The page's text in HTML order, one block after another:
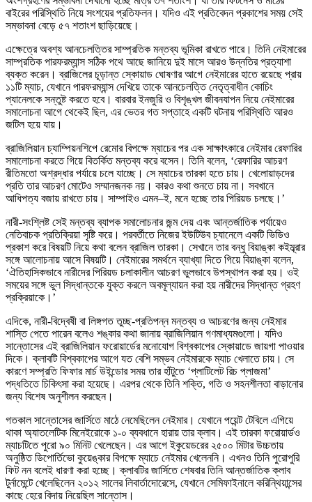
বাইরের পরিস্থিতি নিয়ে সংশয়ের প্রতিফলন। যদিও এই প্রতিবেদন প্রকাশের সময় সেই
সম্ভাবনা বেড়ে ৫৭ শতাংশ ছাড়িয়েছে।
এক্ষেত্রে অবশ্য আনচেলত্তির সাম্প্রতিক মন্তব্য ভূমিকা রাখতে পারে। তিনি নেইমারের
সাম্প্রতিক পারফরম্যান্স সঠিক পথে আছে জানিয়ে দুই মাসে আরও উন্নতির প্রত্যাশা
ব্যক্ত করেন। ব্রাজিলের চূড়ান্ত স্কোয়াড ঘোষণার আগে নেইমারের হাতে রয়েছে প্রায়
১১টি ম্যাচ, যেখানে পারফরম্যান্স দেখিয়ে তাকে আনচেলত্তি নেতৃত্বাধীন কোচিং
প্যানেলকে সন্তুষ্ট করতে হবে। বারবার ইনজুরি ও বিশৃঙ্খল জীবনযাপন নিয়ে নেইমারের
সমালোচনা আগে থেকেই ছিল, এর ভেতর গত সপ্তাহে একটি ঘটনায় পরিস্থিতি আরও
জটিল হয়ে যায়।
ব্রাজিলিয়ান চ্যাম্পিয়নশিপে রেমোর বিপক্ষে ম্যাচের পর এক সাক্ষাৎকারে নেইমার রেফারির
সমালোচনা করতে গিয়ে বিতর্কিত মন্তব্য করে বসেন। তিনি বলেন, ‘রেফারির আচরণ
রীতিমতো অশ্রদ্ধার পর্যায়ে চলে যাচ্ছে। সে ম্যাচের তারকা হতে চায়। খেলোয়াড়দের
প্রতি তার আচরণ মোটেও সম্মানজনক নয়। কারও কথা শুনতে চায় না। সবখানে
আধিপত্য বজায় রাখতে চায়। সাম্পাইও এমন–ই, মনে হচ্ছে তার পিরিয়ড চলছে।’
নারী-সংশ্লিষ্ট সেই মন্তব্য ব্যাপক সমালোচনার জন্ম দেয় এবং আন্তর্জাতিক পর্যায়েও
নেতিবাচক প্রতিক্রিয়া সৃষ্টি করে। পরবর্তীতে নিজের ইউটিউব চ্যানেলে একটি ভিডিও
প্রকাশ করে বিষয়টি নিয়ে কথা বলেন ব্রাজিল তারকা। সেখানে তার বন্ধু বিয়াঙ্কা কইম্ব্রার
সঙ্গে আলোচনায় আসে বিষয়টি। নেইমারের সমর্থনে ব্যাখ্যা দিতে গিয়ে বিয়াঙ্কা বলেন,
‘ঐতিহাসিকভাবে নারীদের পিরিয়ড চলাকালীন আচরণ ভুলভাবে উপস্থাপন করা হয়। ওই
সময়ের সঙ্গে ভুল সিদ্ধান্তকে যুক্ত করলে অবমূল্যায়ন করা হয় নারীদের সিদ্ধান্ত গ্রহণ
প্রক্রিয়াকে।’
এদিকে, নারী-বিদ্বেষী বা লিঙ্গগত তুচ্ছ-প্রতিপন্ন মন্তব্য ও আচরণের জন্য নেইমার
শাস্তি পেতে পারেন বলেও শঙ্কার কথা জানায় ব্রাজিলিয়ান গণমাধ্যমগুলো। যদিও
সান্তোসের এই ব্রাজিলিয়ান ফরোয়ার্ডের মনোযোগ বিশ্বকাপের স্কোয়াডে জায়গা পাওয়ার
দিকে। ক্লাবটি বিশ্বকাপের আগে যত বেশি সম্ভব নেইমারকে ম্যাচ খেলাতে চায়। সে
কারণে সম্প্রতি ফিফার মার্চ উইন্ডোর সময় তার হাঁটুতে ‘প্লাটিলেট রিচ প্লাজমা’
পদ্ধতিতে চিকিৎসা করা হয়েছে। এরপর থেকে তিনি শক্তি, গতি ও সহনশীলতা বাড়ানোর
জন্য বিশেষ অনুশীলন করছেন।
গতকাল সান্তোসের জার্সিতে মাঠে নেমেছিলেন নেইমার। যেখানে পয়েন্ট টেবিলে এগিয়ে
থাকা অ্যাতলেটিক মিনেইরোকে ১-০ ব্যবধানে হারায় তার ক্লাব। এই তারকা ফরোয়ার্ডও
ম্যাচটিতে পুরো ৯০ মিনিট খেলেছেন। এর আগে ইকুয়েডরের ২৫০০ মিটার উচ্চতায়
অনুষ্ঠিত ডিপোর্তিভো কুয়েঙ্কার বিপক্ষে ম্যাচে নেইমার খেলেননি। এখনও তিনি পুরোপুরি
ফিট নন বলেই ধারণা করা হচ্ছে। ক্লাবটির জার্সিতে শেষবার তিনি আন্তর্জাতিক ক্লাব
টুর্নামেন্টে খেলেছিলেন ২০১২ সালের লিবার্তাদোরেসে, যেখানে সেমিফাইনালে করিন্থিয়ান্সের
কাছে হেরে বিদায় নিয়েছিল সান্তোস।